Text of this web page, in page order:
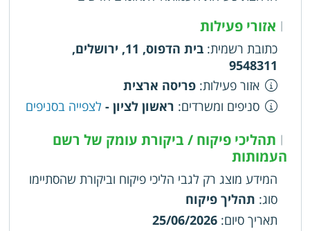
באופן ישיר או עקיף באיזה-שהוא מסע פעילות פוליטי
למען או נגד איזה-שהוא מועמד לתפקיד ציבורי ולא
ינפיק או יפרסם הצהרת בזכות או בגנות איזה-שהוא
מועמד לתפקיד ציבורי, לסייע לחברי העמותה
הנזקקים לכך מבחינה סוציאלית על ידי מתן הנחות
ומילגות, הארגון הוקם ומופעל בלעדית למטרות
| אזורי פעילות
כתובת רשמית:
בית הדפוס, 11, ירושלים,
9548311
אזור פעילות: פריסה ארצית
סניפים ומשרדים: ראשון לציון - לצפייה בסניפים
| תהליכי פיקוח / ביקורת עומק של רשם
העמותות
המידע מוצג רק לגבי הליכי פיקוח וביקורת שהסתיימו
סוג: תהליך פיקוח
תאריך סיום:
25/06/2026